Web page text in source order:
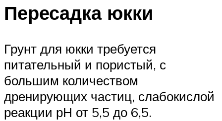
Пересадка юкки
Грунт для юкки требуется
питательный и пористый, с
большим количеством
дренирующих частиц, слабокислой
реакции рН от 5,5 до 6,5.